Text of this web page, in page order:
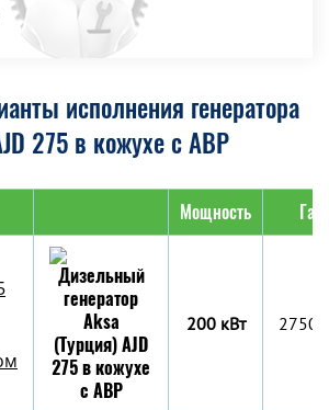
исполнения генератора
275 в кожухе с АВР
Мощность
200 кВт